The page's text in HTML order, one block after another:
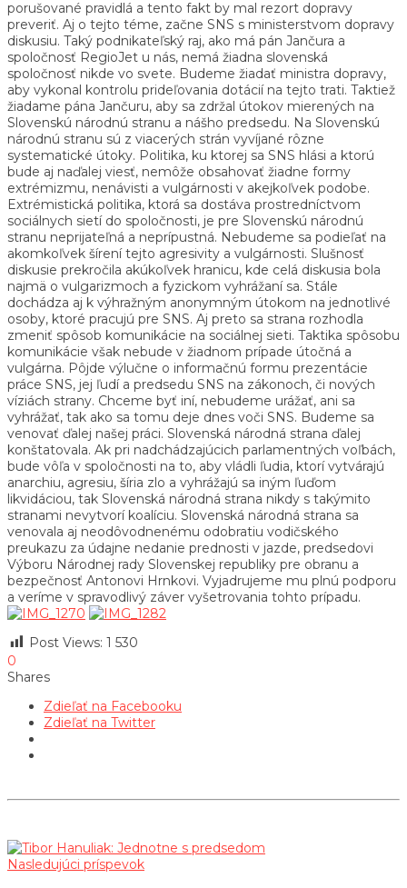
porušované pravidlá a tento fakt by mal rezort dopravy
preveriť. Aj o tejto téme, začne SNS s ministerstvom dopravy
diskusiu. Taký podnikateľský raj, ako má pán Jančura a
spoločnosť RegioJet u nás, nemá žiadna slovenská
spoločnosť nikde vo svete. Budeme žiadať ministra dopravy,
aby vykonal kontrolu prideľovania dotácií na tejto trati. Taktiež
žiadame pána Jančuru, aby sa zdržal útokov mierených na
Slovenskú národnú stranu a nášho predsedu. Na Slovenskú
národnú stranu sú z viacerých strán vyvíjané rôzne
systematické útoky. Politika, ku ktorej sa SNS hlási a ktorú
bude aj naďalej viesť, nemôže obsahovať žiadne formy
extrémizmu, nenávisti a vulgárnosti v akejkoľvek podobe.
Extrémistická politika, ktorá sa dostáva prostredníctvom
sociálnych sietí do spoločnosti, je pre Slovenskú národnú
stranu neprijateľná a neprípustná. Nebudeme sa podieľať na
akomkoľvek šírení tejto agresivity a vulgárnosti. Slušnosť
diskusie prekročila akúkoľvek hranicu, kde celá diskusia bola
najmä o vulgarizmoch a fyzickom vyhrážaní sa. Stále
dochádza aj k výhražným anonymným útokom na jednotlivé
osoby, ktoré pracujú pre SNS. Aj preto sa strana rozhodla
zmeniť spôsob komunikácie na sociálnej sieti. Taktika spôsobu
komunikácie však nebude v žiadnom prípade útočná a
vulgárna. Pôjde výlučne o informačnú formu prezentácie
práce SNS, jej ľudí a predsedu SNS na zákonoch, či nových
víziách strany. Chceme byť iní, nebudeme urážať, ani sa
vyhrážať, tak ako sa tomu deje dnes voči SNS. Budeme sa
venovať ďalej našej práci. Slovenská národná strana ďalej
konštatovala. Ak pri nadchádzajúcich parlamentných voľbách,
bude vôľa v spoločnosti na to, aby vládli ľudia, ktorí vytvárajú
anarchiu, agresiu, šíria zlo a vyhrážajú sa iným ľuďom
likvidáciou, tak Slovenská národná strana nikdy s takýmito
stranami nevytvorí koalíciu. Slovenská národná strana sa
venovala aj neodôvodnenému odobratiu vodičského
preukazu za údajne nedanie prednosti v jazde, predsedovi
Výboru Národnej rady Slovenskej republiky pre obranu a
bezpečnosť Antonovi Hrnkovi. Vyjadrujeme mu plnú podporu
a veríme v spravodlivý záver vyšetrovania tohto prípadu.
Post Views: 1 530
0
Shares
Zdieľať na Facebooku
Zdieľať na Twitter
Nasledujúci príspevok